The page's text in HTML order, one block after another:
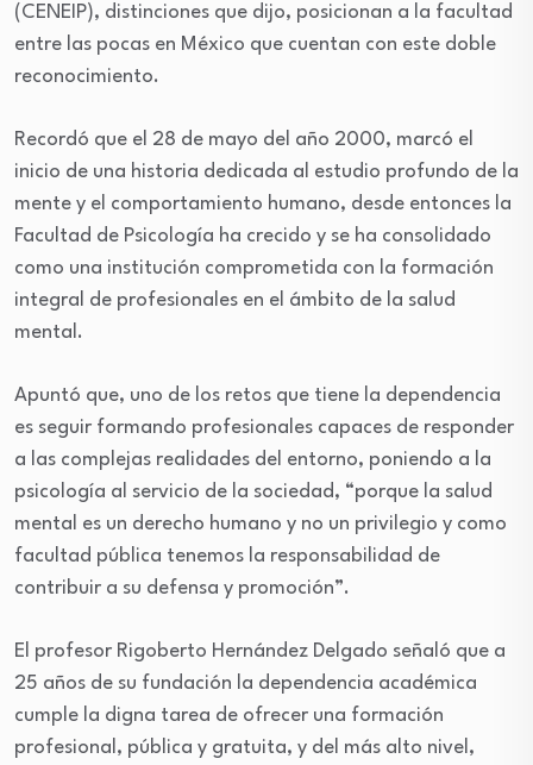
(CENEIP), distinciones que dijo, posicionan a la facultad
entre las pocas en México que cuentan con este doble
reconocimiento.
Recordó que el 28 de mayo del año 2000, marcó el
inicio de una historia dedicada al estudio profundo de la
mente y el comportamiento humano, desde entonces la
Facultad de Psicología ha crecido y se ha consolidado
como una institución comprometida con la formación
integral de profesionales en el ámbito de la salud
mental.
Apuntó que, uno de los retos que tiene la dependencia
es seguir formando profesionales capaces de responder
a las complejas realidades del entorno, poniendo a la
psicología al servicio de la sociedad, “porque la salud
mental es un derecho humano y no un privilegio y como
facultad pública tenemos la responsabilidad de
contribuir a su defensa y promoción”.
El profesor Rigoberto Hernández Delgado señaló que a
25 años de su fundación la dependencia académica
cumple la digna tarea de ofrecer una formación
profesional, pública y gratuita, y del más alto nivel,